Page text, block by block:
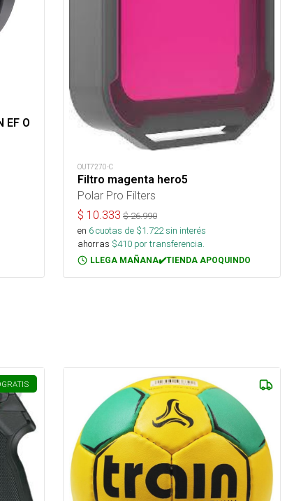
EF O
OUT7270-C
Filtro magenta hero5
Polar Pro Filters
$ 10.333 $26.990
en 6cuotas de $1.722sin interés
ahorras $410 por transferencia.
LLEGA MAÑANA✔️TIENDA APOQUINDO
GRATIS